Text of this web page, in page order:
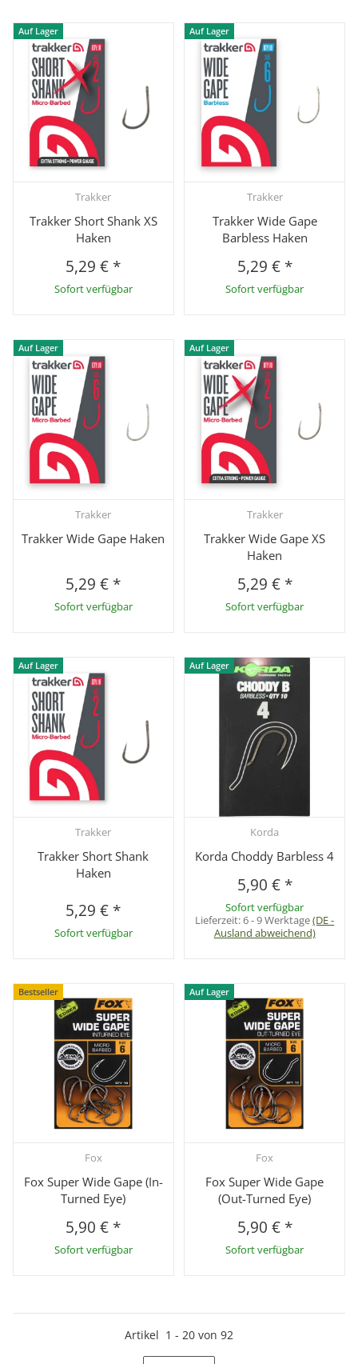
Auf Lager
Trakker
Trakker Short Shank XS
Haken
5,29 € *
Sofort verfügbar
Auf Lager
Trakker
Trakker Wide Gape
Barbless Haken
5,29 € *
Sofort verfügbar
Auf Lager
Trakker
Trakker Wide Gape Haken
5,29 € *
Sofort verfügbar
Auf Lager
Trakker
Trakker Wide Gape XS
Haken
5,29 € *
Sofort verfügbar
Auf Lager
Trakker
Trakker Short Shank
Haken
5,29 € *
Sofort verfügbar
Auf Lager
Korda
Korda Choddy Barbless 4
5,90 € *
Sofort verfügbar
Lieferzeit:6 - 9 Werktage(DE -
Ausland abweichend)
Bestseller
Fox
Fox Super Wide Gape (In-
Turned Eye)
5,90 € *
Sofort verfügbar
Auf Lager
Fox
Fox Super Wide Gape
(Out-Turned Eye)
5,90 € *
Sofort verfügbar
Artikel 1 - 20 von 92